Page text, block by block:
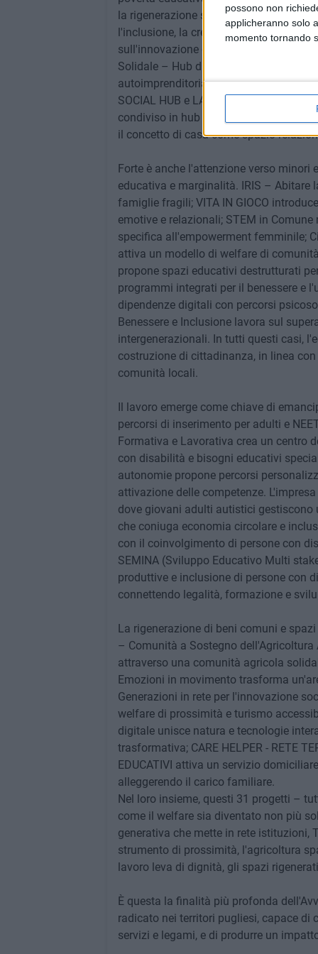
possono non
applicheranno solo
momento tornando
la rigenerazione sociale e HUB
l'inclusione, la creatività e lo sviluppo
sull'innovazione digitale come leve di
Solidale – Hub di co-working crea uno
autoimprenditorialità si intrecciano. In
SOCIAL HUB e LA CASA RITROVATA –
condiviso in hub sociali aperti alla
il concetto di casa come spazio
Forte è anche l'attenzione verso
educativa e marginalità. IRIS – Abitare
famiglie fragili; VITA IN GIOCO
emotive e relazionali; STEM in
specifica all'empowerment femminile;
attiva un modello di welfare di
propone spazi educativi destrutturati
programmi integrati per il benessere e
dipendenze digitali con percorsi
Benessere e Inclusione lavora sul
intergenerazionali. In tutti questi casi,
costruzione di cittadinanza, in linea
comunità locali.
Il lavoro emerge come chiave di
percorsi di inserimento per adulti e
Formativa e Lavorativa crea un centro
con disabilità e bisogni educativi
autonomie propone percorsi
attivazione delle competenze.
dove giovani adulti autistici gestiscono
che coniuga economia circolare e
con il coinvolgimento di persone con
SEMINA (Sviluppo Educativo Multi
produttive e inclusione di persone con
connettendo legalità, formazione e
La rigenerazione di beni comuni e
– Comunità a Sostegno
attraverso una comunità agricola
Emozioni in movimento trasforma
Generazioni in rete per l'innovazione
welfare di prossimità e turismo
digitale unisce natura e tecnologie
trasformativa; CARE HELPER - RETE
EDUCATIVI attiva un servizio
alleggerendo il carico familiare.
Nel loro insieme, questi 31 progetti –
come il welfare sia diventato non più
generativa che mette in rete istituzioni,
strumento di prossimità, l'agricoltura
lavoro leva di dignità, gli spazi
È questa la finalità più profonda
radicato nei territori pugliesi, capace di
servizi e legami, e di produrre un